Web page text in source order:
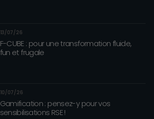
13/07/26
F-CUBE : pour une transformation fluide,
fun et frugale
10/07/26
Gamification : pensez-y pour vos
sensibilisations RSE !